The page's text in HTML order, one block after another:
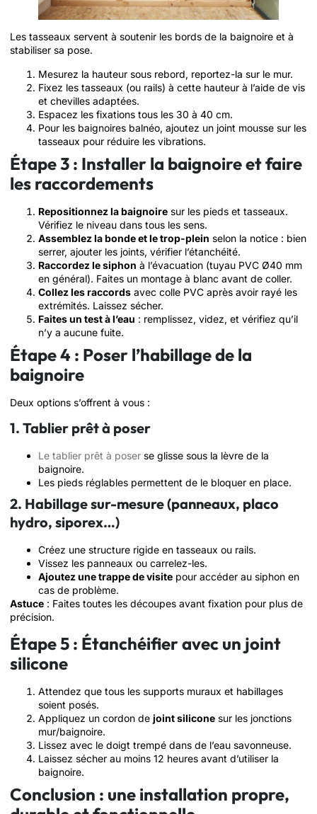
Les tasseaux servent à soutenir les bords de la baignoire et à
stabiliser sa pose.
Mesurez la hauteur sous rebord, reportez-la sur le mur.
Fixez les tasseaux (ou rails) à cette hauteur à l’aide de vis
et chevilles adaptées.
Espacez les fixations tous les 30 à 40 cm.
Pour les baignoires balnéo, ajoutez un joint mousse sur les
tasseaux pour réduire les vibrations.
Étape 3 : Installer la baignoire et faire
les raccordements
Repositionnez la baignoire sur les pieds et tasseaux.
Vérifiez le niveau dans tous les sens.
Assemblez la bonde et le trop-plein selon la notice : bien
serrer, ajouter les joints, vérifier l’étanchéité.
Raccordez le siphon à l’évacuation (tuyau PVC Ø40 mm
en général). Faites un montage à blanc avant de coller.
Collez les raccords avec colle PVC après avoir rayé les
extrémités. Laissez sécher.
Faites un test à l’eau : remplissez, videz, et vérifiez qu’il
n’y a aucune fuite.
Étape 4 : Poser l’habillage de la
baignoire
Deux options s’offrent à vous :
1. Tablier prêt à poser
Le tablier prêt à poser se glisse sous la lèvre de la
baignoire.
Les pieds réglables permettent de le bloquer en place.
2. Habillage sur-mesure (panneaux, placo
hydro, siporex…)
Créez une structure rigide en tasseaux ou rails.
Vissez les panneaux ou carrelez-les.
Ajoutez une trappe de visite pour accéder au siphon en
cas de problème.
Astuce : Faites toutes les découpes avant fixation pour plus de
précision.
Étape 5 : Étanchéifier avec un joint
silicone
Attendez que tous les supports muraux et habillages
soient posés.
Appliquez un cordon de joint silicone sur les jonctions
mur/baignoire.
Lissez avec le doigt trempé dans de l’eau savonneuse.
Laissez sécher au moins 12 heures avant d’utiliser la
baignoire.
Conclusion : une installation propre,